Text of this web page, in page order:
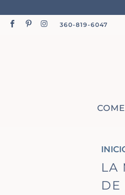
360-819-6047
LA
DE